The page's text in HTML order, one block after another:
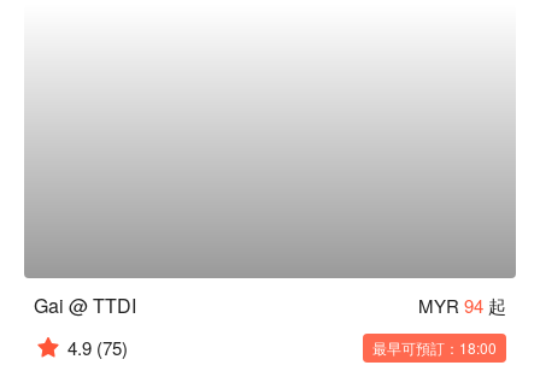
Gai @ TTDI MYR 94 起
4.9 (75) 最早可預訂：18:00